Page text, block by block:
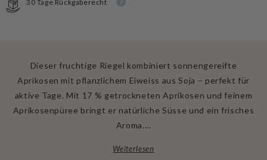
30 Tage Rückgaberecht
Dieser fruchtige Riegel kombiniert sonnengereifte
Aprikosen mit pflanzlichem Eiweiss aus Soja – perfekt für
aktive Tage. Mit 17 % getrockneten Aprikosen und feinem
Aprikosenpüree bringt er natürliche Süsse und ein frisches
Aroma.…
Weiterlesen